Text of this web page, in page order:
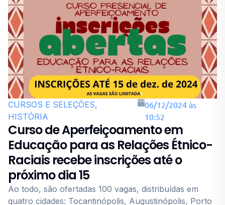
CURSOS E SELEÇÕES,
HISTÓRIA
06/12/2024 às
10:52
Curso de Aperfeiçoamento em
Educação para as Relações Étnico-
Raciais recebe inscrições até o
próximo dia 15
Ao todo, são ofertadas 100 vagas, distribuídas em
quatro cidades: Tocantinópolis, Augustinópolis, Porto